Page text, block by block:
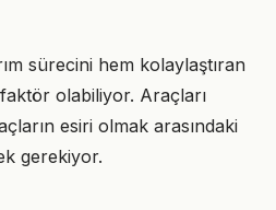
sürecini hem kolaylaştıran
olabiliyor. Araçları
esiri olmak arasındaki
gerekiyor.